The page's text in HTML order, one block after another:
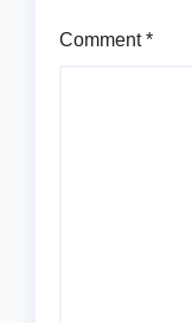
Comment*